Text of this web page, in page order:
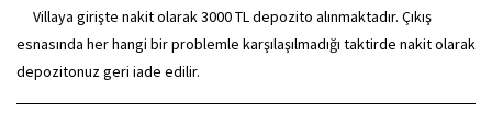
Villaya girişte nakit olarak 3000 TL depozito alınmaktadır. Çıkış
esnasında her hangi bir problemle karşılaşılmadığı taktirde nakit olarak
depozitonuz geri iade edilir.